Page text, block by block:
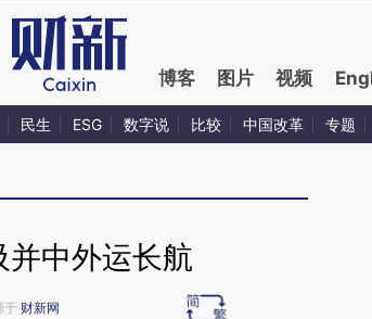
博客 图片 视频
民生 ESG 数字说 比较 中国改革 专题
中外运长航
于 财新网